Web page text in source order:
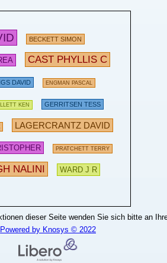
BECKETT SIMON
CAST PHYLLIS C
DAVID ENGMAN PASCAL
KEN GERRITSEN TESS
LAGERCRANTZ DAVID
PRATCHETT TERRY
NALINI WARD J R
dieser Seite wenden Sie sich bitte an
Powered by Knosys © 2022